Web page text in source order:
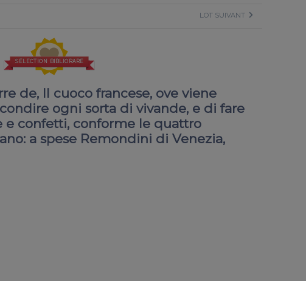
LOT SUIVANT
SÉLECTION BIBLIORARE
de, Il cuoco francese, ove viene
ogni sorta di vivande, e di fare
e confetti, conforme le quattro
a spese Remondini di Venezia,